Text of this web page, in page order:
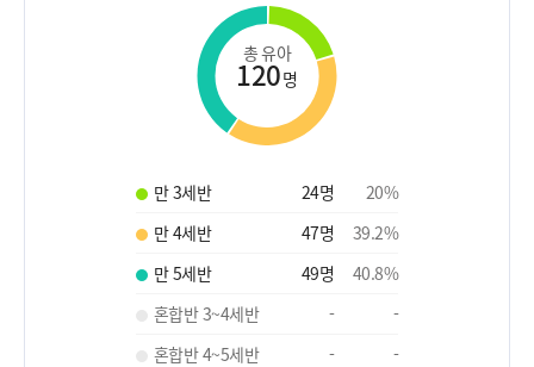
총 유아
120명
만 3세반 24명 20%
만 4세반
47명 39.2%
만 5세반
49명 40.8%
혼합반 3~4세반
-
-
혼합반 4~5세반
-
-